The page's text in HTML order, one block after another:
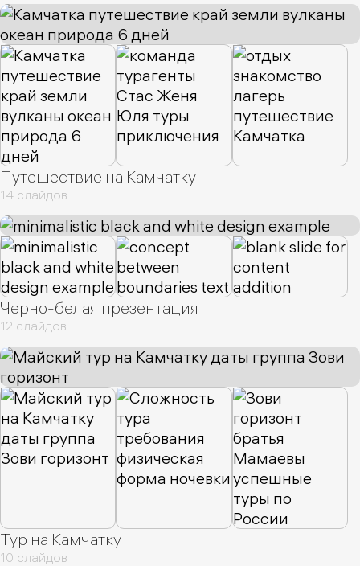
Путешествие на Камчатку
14 слайдов
Черно-белая презентация
12 слайдов
Тур на Камчатку
10 слайдов